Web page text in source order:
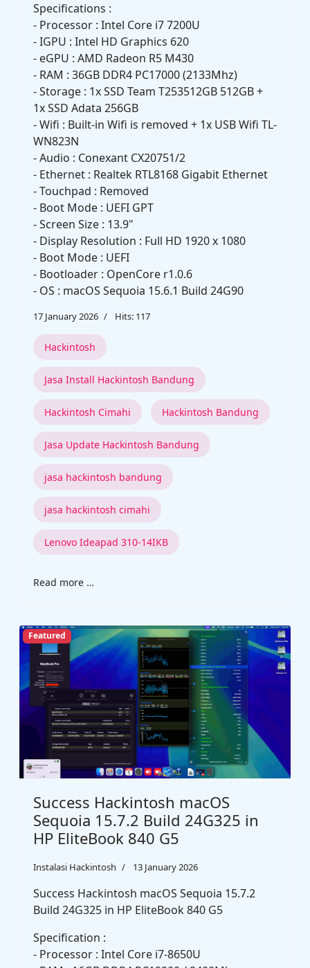
Specifications :
- Processor : Intel Core i7 7200U
- IGPU : Intel HD Graphics 620
- eGPU : AMD Radeon R5 M430
- RAM : 36GB DDR4 PC17000 (2133Mhz)
- Storage : 1x SSD Team T253512GB 512GB +
1x SSD Adata 256GB
- Wifi : Built-in Wifi is removed + 1x USB Wifi TL-
WN823N
- Audio : Conexant CX20751/2
- Ethernet : Realtek RTL8168 Gigabit Ethernet
- Touchpad : Removed
- Boot Mode : UEFI GPT
- Screen Size : 13.9"
- Display Resolution : Full HD 1920 x 1080
- Boot Mode : UEFI
- Bootloader : OpenCore r1.0.6
- OS : macOS Sequoia 15.6.1 Build 24G90
17 January 2026 Hits: 117
Hackintosh
Jasa Install Hackintosh Bandung
Hackintosh Cimahi Hackintosh Bandung
Jasa Update Hackintosh Bandung
jasa hackintosh bandung
jasa hackintosh cimahi
Lenovo Ideapad 310-14IKB
Read more …
Featured
Success Hackintosh macOS
Sequoia 15.7.2 Build 24G325 in
HP EliteBook 840 G5
Instalasi Hackintosh 13 January 2026
Success Hackintosh macOS Sequoia 15.7.2
Build 24G325 in HP EliteBook 840 G5
Specification :
- Processor : Intel Core i7-8650U